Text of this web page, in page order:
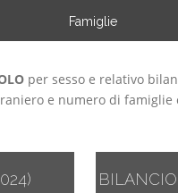
Famiglie
per sesso e relativo
e numero di famiglie